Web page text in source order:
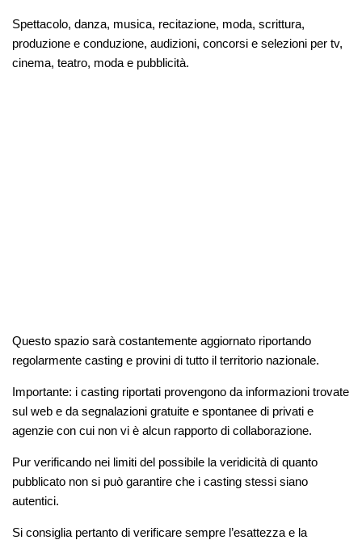
Spettacolo, danza, musica, recitazione, moda, scrittura,
produzione e conduzione, audizioni, concorsi e selezioni per tv,
cinema, teatro, moda e pubblicità.
Questo spazio sarà costantemente aggiornato riportando
regolarmente casting e provini di tutto il territorio nazionale.
Importante: i casting riportati provengono da informazioni trovate
sul web e da segnalazioni gratuite e spontanee di privati e
agenzie con cui non vi è alcun rapporto di collaborazione.
Pur verificando nei limiti del possibile la veridicità di quanto
pubblicato non si può garantire che i casting stessi siano
autentici.
Si consiglia pertanto di verificare sempre l’esattezza e la